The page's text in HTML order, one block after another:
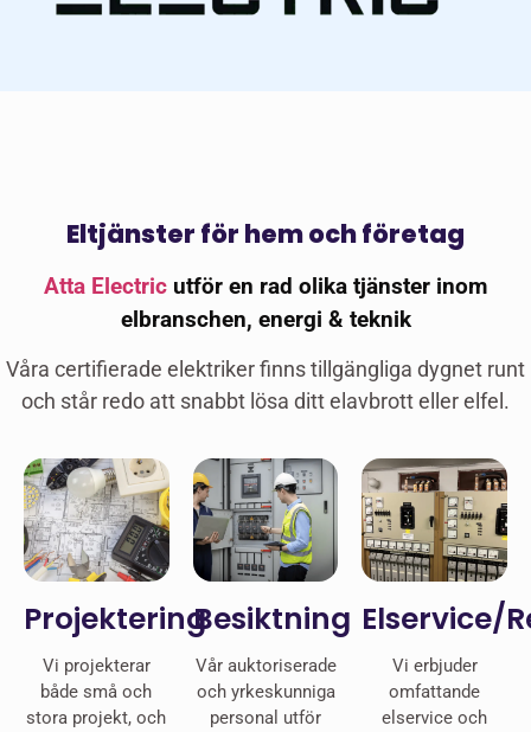
Eltjänster för hem och företag
Atta Electric utför en rad olika tjänster inom
elbranschen, energi & teknik
Våra certifierade elektriker finns tillgängliga dygnet runt
och står redo att snabbt lösa ditt elavbrott eller elfel.
Projektering
Vi projekterar
både små och
stora projekt, och
Besiktning
Vår auktoriserade
och yrkeskunniga
personal utför
Elservice/
Vi erbjuder
omfattande
elservice och